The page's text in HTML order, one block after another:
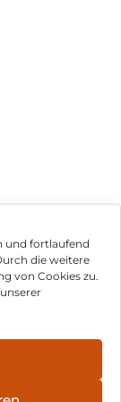
und fortlaufend
die weitere
von Cookies zu.